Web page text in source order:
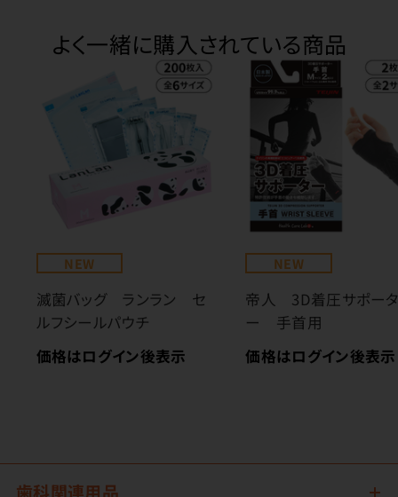
よく一緒に購入されている商品
NEW
滅菌バッグ ランラン セ
ルフシールパウチ
価格はログイン後表示
NEW
帝人 3D着圧サポー
ー 手首用
価格はログイン後表示
歯科関連用品